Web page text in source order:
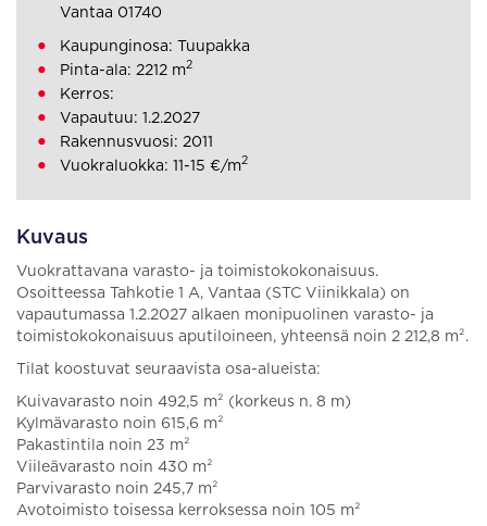
Kuvaus
Vuokrattavana varasto- ja toimistokokonaisuus.
Osoitteessa Tahkotie 1 A, Vantaa (STC Viinikkala) on
vapautumassa 1.2.2027 alkaen monipuolinen varasto- ja
toimistokokonaisuus aputiloineen, yhteensä noin 2 212,8 m².
Tilat koostuvat seuraavista osa-alueista:
Kuivavarasto noin 492,5 m² (korkeus n. 8 m)
Kylmävarasto noin 615,6 m²
Pakastintila noin 23 m²
Viileävarasto noin 430 m²
Parvivarasto noin 245,7 m²
Avotoimisto toisessa kerroksessa noin 105 m²
Vantaa 01740
Kaupunginosa: Tuupakka
Pinta-ala: 2212 m2
Kerros:
Vapautuu: 1.2.2027
Rakennusvuosi: 2011
Vuokraluokka: 11-15 €/m2